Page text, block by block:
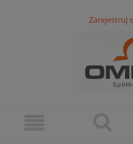
Zarejestruj